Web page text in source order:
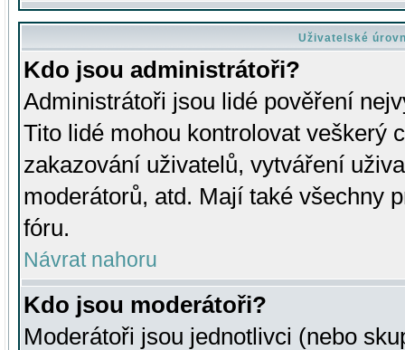
Uživatelské
Kdo jsou administrátoři?
Administrátoři jsou lidé pověření
Tito lidé mohou kontrolovat veškerý
zakazování uživatelů, vytváření
moderátorů, atd. Mají také všechny
fóru.
Návrat nahoru
Kdo jsou moderátoři?
Moderátoři jsou jednotlivci (nebo